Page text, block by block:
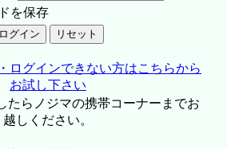
を保存
ログインできない方はこちらから
お試し下さい
たらノジマの携帯コーナーまでお
越しください。